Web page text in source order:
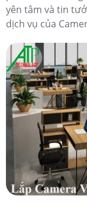
yên tâm và tin
dịch vụ của